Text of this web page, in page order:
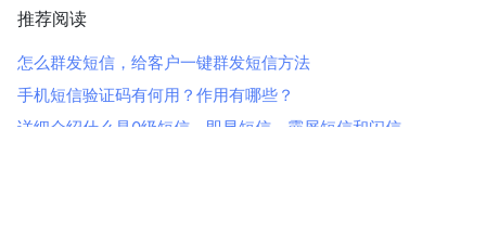
推荐阅读
怎么群发短信，给客户一键群发短信方法
手机短信验证码有何用？作用有哪些？
详细介绍什么是0级短信、即显短信、霸屏短信和闪信